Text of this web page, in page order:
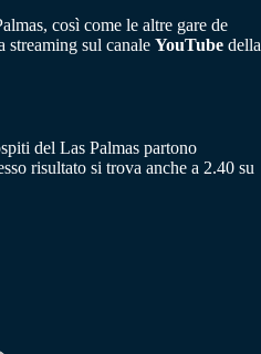
così come le altre gare de
streaming sul canale YouTube della
del Las Palmas partono
risultato si trova anche a 2.40 su